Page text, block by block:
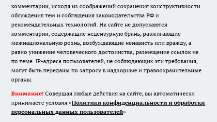
комментарии, исходя из соображений сохранения конструктивности
обсуждения тем и соблюдения законодательства РФ и
рекомендательных технологий. На сайте не допускаются
комментарии, содержащие нецензурную брань, разжигающие
межнациональную рознь, возбуждающие ненависть или вражду, а
равно унижение человеческого достоинства, размещение ссылок не
по теме. IP-адреса пользователей, не соблюдающих эти требования,
могут быть переданы по запросу в надзорные и правоохранительные
органы.
Внимание! Совершая любые действия на сайте, вы автоматически
принимаете условия «Политики конфиденциальности и обработки
персональных данных пользователей»